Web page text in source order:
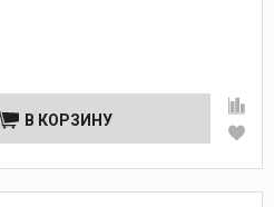
В КОРЗИНУ